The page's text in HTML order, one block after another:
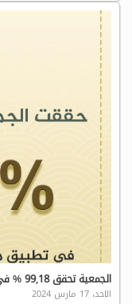
الجمعية تحقق 99,18 % في تطبيق معايير الحوكمة
الاحد، 17 مارس 2024